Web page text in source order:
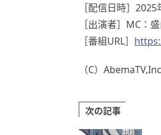
［配信日時］2025
［出演者］MC：
［番組URL］
（C）
次の記事